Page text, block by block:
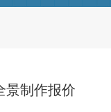
景制作报价